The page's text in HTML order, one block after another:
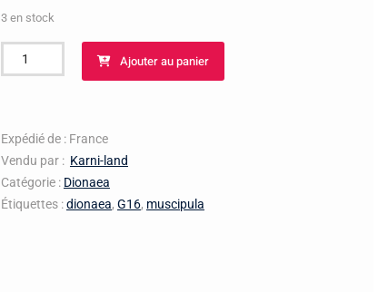
3 en stock
quantité
de
Giant
Shark
Ajouter au panier
Expédié de : France
Vendu par : Karni-land
Catégorie : Dionaea
Étiquettes :dionaea, G16, muscipula